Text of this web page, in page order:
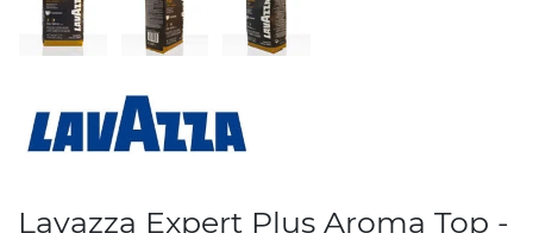
Lavazza Expert Plus Aroma Top -